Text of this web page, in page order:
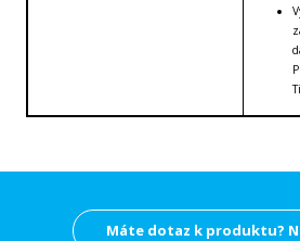
Máte dotaz k produktu?